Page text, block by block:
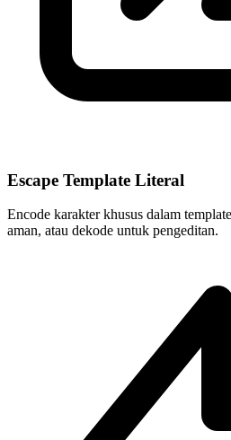
Escape Template Literal
Encode karakter khusus dalam
aman, atau dekode untuk pengeditan.